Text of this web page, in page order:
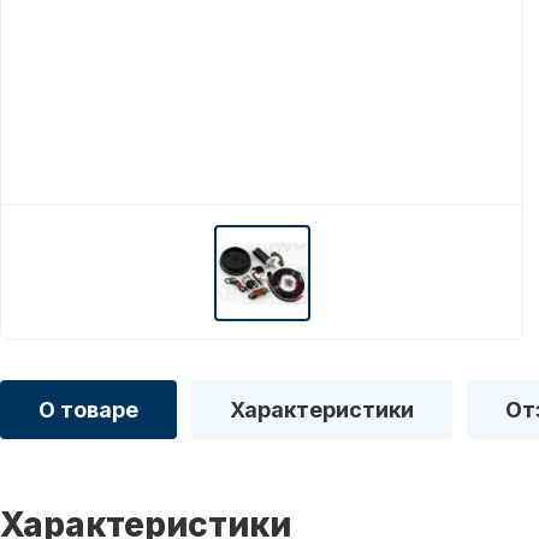
О товаре Характеристики
Характеристики